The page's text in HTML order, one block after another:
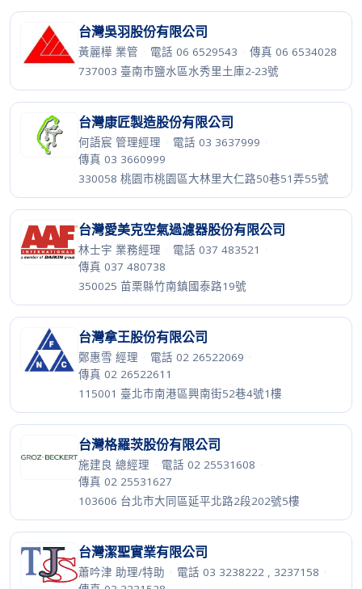
台灣吳羽股份有限公司
黃麗樺 業管 · 電話 06 6529543 · 傳真 06 6534028
737003 臺南市鹽水區水秀里土庫2-23號
台灣康匠製造股份有限公司
何語宸 管理經理 · 電話 03 3637999 ·
傳真 03 3660999
330058 桃園市桃園區大林里大仁路50巷51弄55號
台灣愛美克空氣過濾器股份有限公司
林士宇 業務經理 · 電話 037 483521 ·
傳真 037 480738
350025 苗栗縣竹南鎮國泰路19號
台灣拿王股份有限公司
鄭惠雪 經理 · 電話 02 26522069 ·
傳真 02 26522611
115001 臺北市南港區興南街52巷4號1樓
台灣格羅茨股份有限公司
施建良 總經理 · 電話 02 25531608 ·
傳真 02 25531627
103606 台北市大同區延平北路2段202號5樓
台灣潔聖實業有限公司
蕭吟津 助理/特助 · 電話 03 3238222 , 3237158 ·